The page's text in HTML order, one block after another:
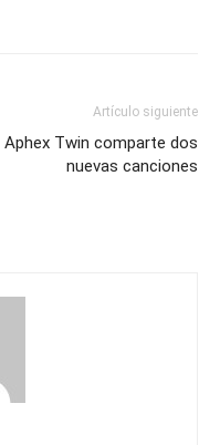
Artículo siguiente
Aphex Twin comparte dos
nuevas canciones